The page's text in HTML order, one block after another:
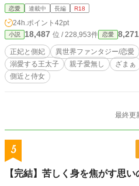
恋愛 連載中 長編 R18
24h.ポイント 42pt
小説 18,487 位 / 228,953件 恋愛 8,271
正妃と側妃 異世界ファンタジー/恋愛
溺愛する王太子
親子愛無し ざまぁ
側近と侍女
最終更
5
【完結】苦しく身を焦がす思い